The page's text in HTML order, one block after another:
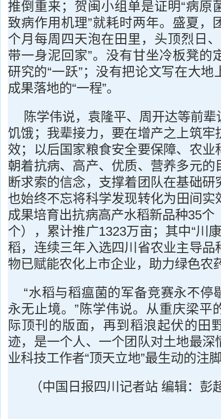
推倒重来；贺闽小组单是证明“病原
致病作用机理”就耗时两年。盛夏，
个月每周四天泡在田里，头顶烈日
带一身泥回家”。没有甘坐冷板凳的
研究的“一跃”；没有把论文写在大地
成果落地的“一程”。
陈学伟说，袁隆平、周开达等前
饥饿；我辈接力，要在增产之上筑牢
效；以后国家粮食安全要保障、农业
朝着抗病、高产、优质、营养多元的
断求索的信念，支撑着团队在基础研
也始终不忘将科学发现转化为田间
成果培育出抗病高产水稻新品种35个
个），累计推广1323万亩；其中“川
稻，连续三年入选四川省农业主导品
物已赋能农化上市企业，助力绿色农
“水稻与稻瘟菌的军备竞赛永不停
永无止境。”陈学伟说。从重庆梁平
际顶刊的版面，再到稻浪起伏的
迹，是一个人、一个团队对土地最深
业科技工作者“顶天立地”最生动的注
（中国日报四川记者站 编辑：彭